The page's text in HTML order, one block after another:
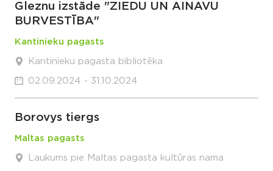
Gleznu izstāde "ZIEDU UN AINAVU
BURVESTĪBA"
Kantinieku pagasts
Kantinieku pagasta bibliotēka
02.09.2024 - 31.10.2024
Borovys tiergs
Maltas pagasts
Laukums pie Maltas pagasta kultūras nama